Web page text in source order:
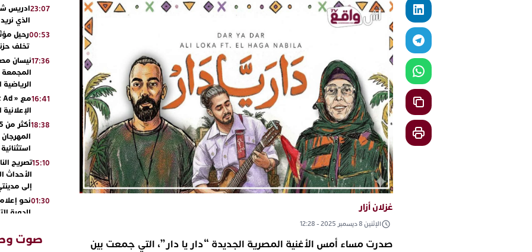
غزلان أزار
الإثنين 8 ديسمبر 2025 - 12:28
صدرت مساء أمس الأغنية المصرية الجديدة “دار يا دار”، التي جمعت بين
23:07ادريس
الذي نريد
00:53رحيل
تخلف
17:36نيسان
المجمعة
16:41
18:38
استثنائية
15:10تصريح
الأحداث
إلى
01:30نحو
للدورة
20:48تفاعلصوت